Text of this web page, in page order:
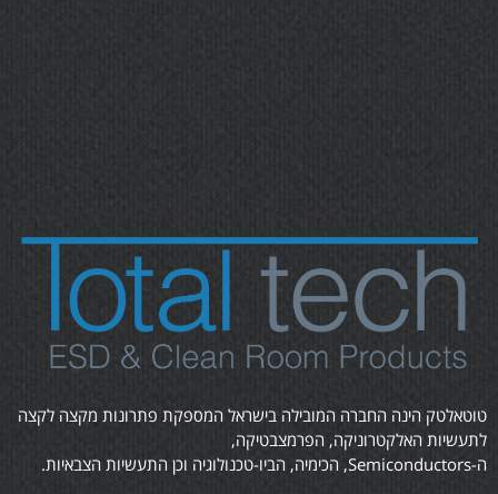
טוטאלטק הינה החברה המובילה בישראל המספקת פתרונות מקצה לקצה
לתעשיות האלקטרוניקה, הפרמצבטיקה,
ה-Semiconductors, הכימיה, הביו-טכנולוגיה וכן התעשיות הצבאיות.